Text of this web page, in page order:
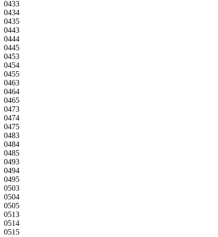
0433
0434
0435
0443
0444
0445
0453
0454
0455
0463
0464
0465
0473
0474
0475
0483
0484
0485
0493
0494
0495
0503
0504
0505
0513
0514
0515